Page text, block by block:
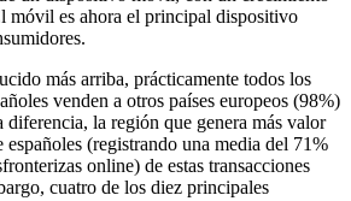
móvil es ahora el principal dispositivo
más arriba, prácticamente todos los
venden a otros países europeos (98%)
diferencia, la región que genera más valor
(registrando una media del 71%
online) de estas transacciones
cuatro de los diez principales